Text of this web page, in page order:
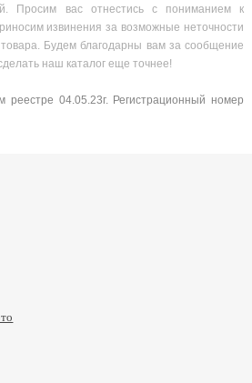
Просим вас отнестись с пониманием к
извинения за возможные неточности
Будем благодарны вам за сообщение
наш каталог еще точнее!
реестре 04.05.23г. Регистрационный номер